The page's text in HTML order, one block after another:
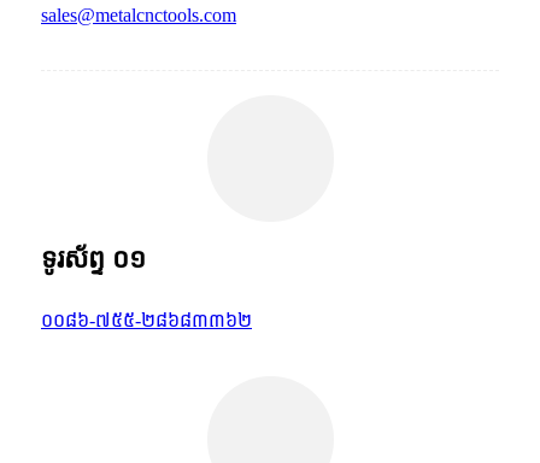
sales@metalcnctools.com
ទូរស័ព្ទ ០១
០០៨៦-៧៥៥-២៨៦៨៣៣៦២